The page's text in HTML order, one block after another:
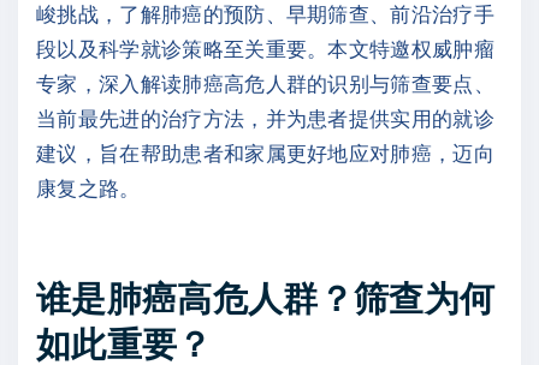
峻挑战，了解肺癌的预防、早期筛查、前沿治疗手
段以及科学就诊策略至关重要。本文特邀权威肿瘤
专家，深入解读肺癌高危人群的识别与筛查要点、
当前最先进的治疗方法，并为患者提供实用的就诊
建议，旨在帮助患者和家属更好地应对肺癌，迈向
康复之路。
谁是肺癌高危人群？筛查为何
如此重要？